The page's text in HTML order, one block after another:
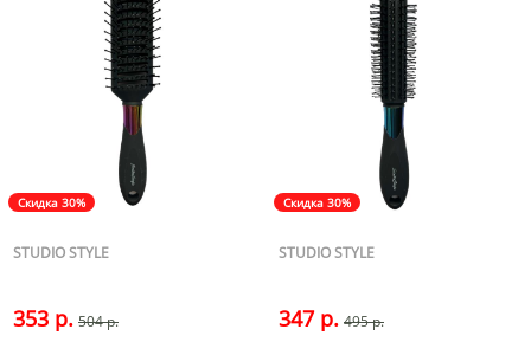
Скидка 30%
STUDIO STYLE
353 р. 504 р.
Скидка 30%
STUDIO STYLE
347 р. 495 р.